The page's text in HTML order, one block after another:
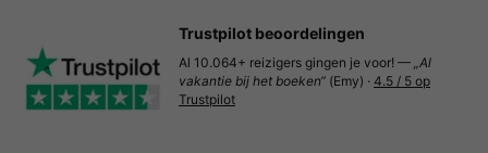
Trustpilot beoordelingen
Al 10.064+ reizigers gingen je voor! — „Al
vakantie bij het boeken“ (Emy) · 4.5 / 5 op
Trustpilot